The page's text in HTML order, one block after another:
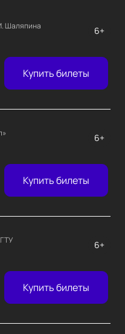
Шаляпина 6+
Купить билеты
6+
Купить билеты
6+
Купить билеты